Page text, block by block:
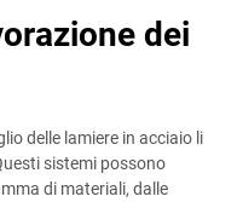
dei
delle lamiere in acciaio li
sistemi possono
di materiali, dalle